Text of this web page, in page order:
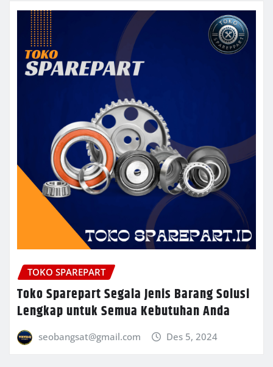
TOKO SPAREPART
Toko Sparepart Segala Jenis Barang Solusi
Lengkap untuk Semua Kebutuhan Anda
seobangsat@gmail.com Des 5, 2024